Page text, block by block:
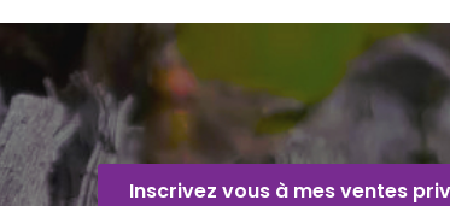
Inscrivez vous à mes ventes